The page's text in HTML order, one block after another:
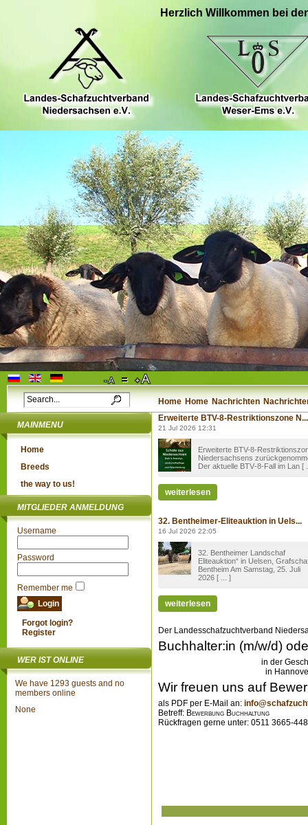
Herzlich Willkommen bei
Home Home Nachrichten
MAINMENU
Home
Breeds
the way to us!
MITGLIEDER ANMELDUNG
Username
Password
Remember me
Forgot login?
Register
WER IST ONLINE
We have 1293 guests and no
members online
None
Erweiterte BTV-8-Restriktionszone N...
21 Jul 2026 12:31
Erweiterte BTV-8-
Niedersachsens
Der aktuelle BTV‑8-Fall im Lan [
weiterlesen
32. Bentheimer-Eliteauktion in Uels...
16 Jul 2026 22:05
32. Bentheimer Landschaf
Eliteauktion“ in Uelsen,
Bentheim Am Samstag, 25. Juli
2026 [ ... ]
weiterlesen
Der Landesschafzuchtverband
Buchhalter:in (m/w/d)
in der
in
Wir freuen uns auf
als PDF per E-Mail an:
Betreff: Bewerbung Buchhaltung
Rückfragen gerne unter: 0511